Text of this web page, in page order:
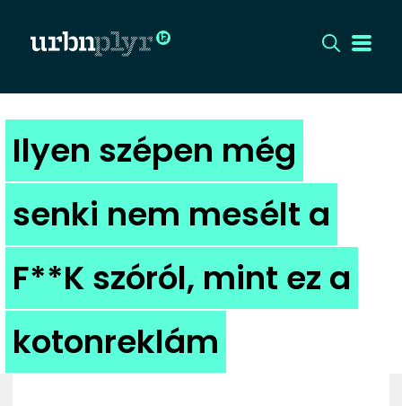
CÍMLAP
DIZÁJN
DIVAT
HIP
KULT
UTCA
Ilyen szépen még
senki nem mesélt a
F**K szóról, mint ez a
kotonreklám